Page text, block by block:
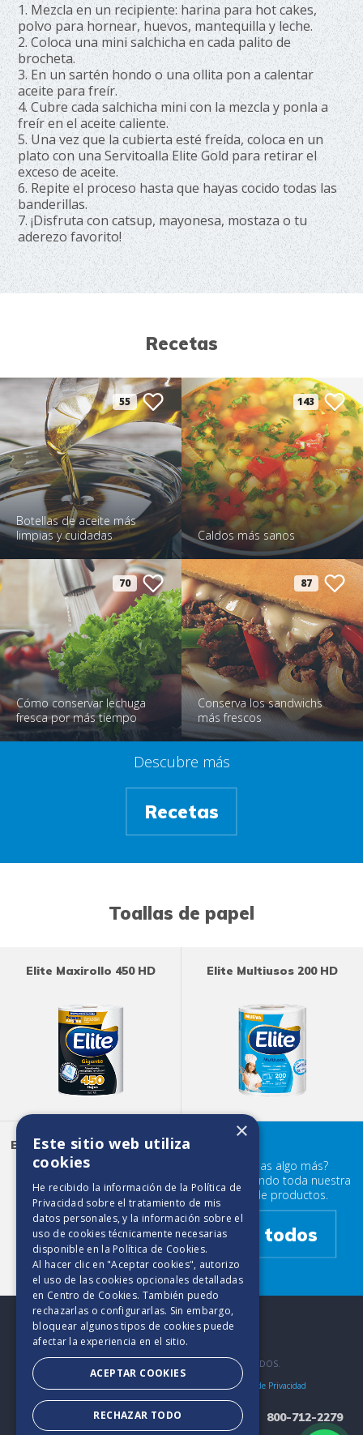
1. Mezcla en un recipiente: harina para hot cakes,
polvo para hornear, huevos, mantequilla y leche.
2. Coloca una mini salchicha en cada palito de
brocheta.
3. En un sartén hondo o una ollita pon a calentar
aceite para freír.
4. Cubre cada salchicha mini con la mezcla y ponla a
freír en el aceite caliente.
5. Una vez que la cubierta esté freída, coloca en un
plato con una Servitoalla Elite Gold para retirar el
exceso de aceite.
6. Repite el proceso hasta que hayas cocido todas las
banderillas.
7. ¡Disfruta con catsup, mayonesa, mostaza o tu
aderezo favorito!
Recetas
55
Botellas de aceite más
limpias y cuidadas
143
Caldos más sanos
70
Cómo conservar lechuga
fresca por más tiempo
87
Conserva los sandwichs
más frescos
Descubre más
Recetas
Toallas de papel
Elite Maxirollo 450 HD Elite Multiusos 200 HD
Elite Ultra Absorbente 180
HD
¿Buscabas algo más?
Prueba mirando toda nuestra
familia de productos.
Ver todos
2025. TODOS LOS DERECHOS RESERVADOS.
Políticas de Privacidad
800-712-2279
×
Este sitio web utiliza
cookies
He recibido la información de la Política de
Privacidad sobre el tratamiento de mis
datos personales, y la información sobre el
uso de cookies técnicamente necesarias
disponible en la Política de Cookies.
Al hacer clic en "Aceptar cookies", autorizo
el uso de las cookies opcionales detalladas
en Centro de Cookies. También puedo
rechazarlas o configurarlas. Sin embargo,
bloquear algunos tipos de cookies puede
afectar la experiencia en el sitio.
ACEPTAR COOKIES
RECHAZAR TODO